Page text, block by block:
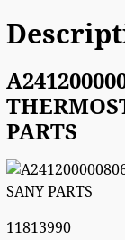
PARTS
11813990